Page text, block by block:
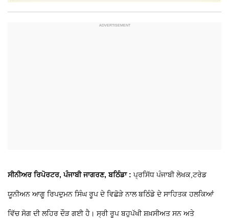
ਸੀਨੀਅਰ ਰਿਪੋਰਟਰ, ਪੰਜਾਬੀ ਜਾਗਰਣ, ਬਠਿੰਡਾ : ਪ੍ਰਸਿੱਧ ਪੰਜਾਬੀ ਲੇਖਕ,ਟਰੇਡ
ਯੂਨੀਅਨ ਆਗੂ ਰਿਪਦੁਮਨ ਸਿੰਘ ਰੂਪ ਦੇ ਵਿਛੋੜੇ ਨਾਲ ਬਠਿੰਡੇ ਦੇ ਸਾਹਿਤਕ ਹਲਕਿਆਂ
ਵਿੱਚ ਸੋਗ ਦੀ ਲਹਿਰ ਦੌੜ ਗਈ ਹੈ। ਸ੍ਰੀ ਰੂਪ ਬਹੁਪੱਖੀ ਸ਼ਖ਼ਸੀਅਤ ਸਨ ਅਤੇ